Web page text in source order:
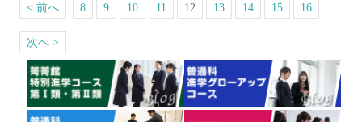
< 前へ 8 9 10 11 12 13 14 15 16
次へ >